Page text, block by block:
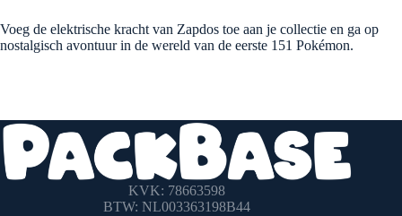
Voeg de elektrische kracht van Zapdos toe aan je collectie en ga op
nostalgisch avontuur in de wereld van de eerste 151 Pokémon.
KVK: 78663598
BTW: NL003363198B44